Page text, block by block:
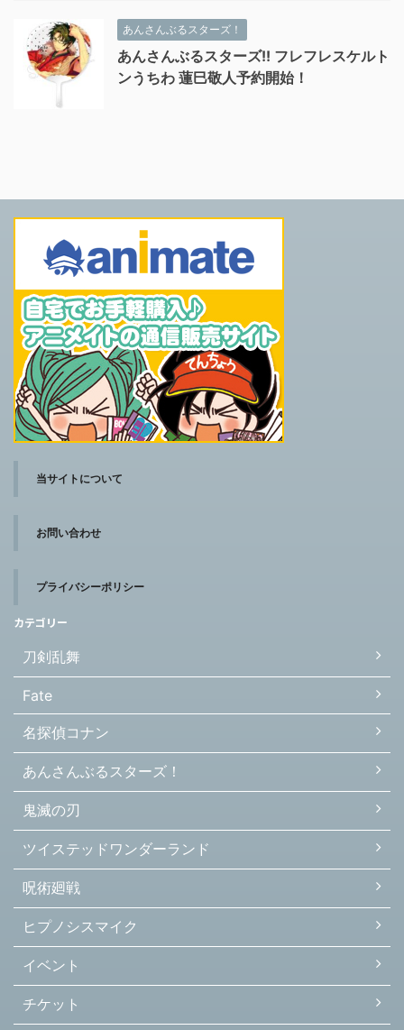
あんさんぶるスターズ！
あんさんぶるスターズ!! フレフレスケルト
ンうちわ 蓮巳敬人予約開始！
当サイトについて
お問い合わせ
プライバシーポリシー
カテゴリー
刀剣乱舞
Fate
名探偵コナン
あんさんぶるスターズ！
鬼滅の刃
ツイステッドワンダーランド
呪術廻戦
ヒプノシスマイク
イベント
チケット